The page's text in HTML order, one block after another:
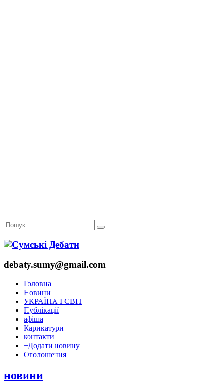
debaty.sumy@gmail.com
Головна
Новини
УКРАЇНА І СВІТ
Публікації
афіша
Карикатури
контакти
+Додати новину
Оголошення
новини